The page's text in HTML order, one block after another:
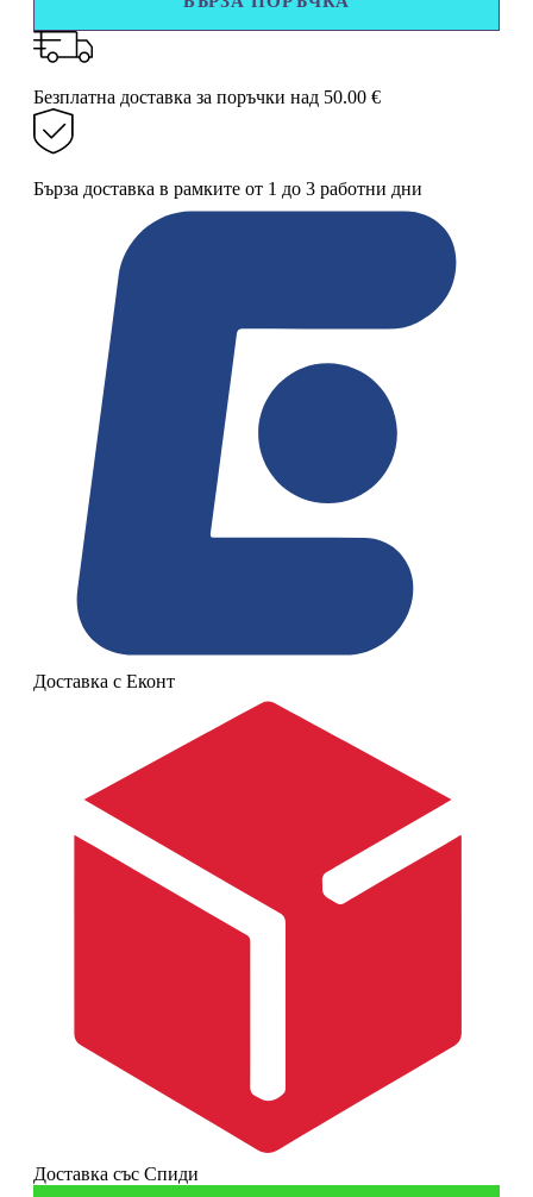
везна
0.1–
500
г
с
LCD
дисплей
Безплатна доставка за поръчки над 50.00 €
Бърза доставка в рамките от 1 до 3 работни дни
Доставка с Еконт
Доставка със Спиди